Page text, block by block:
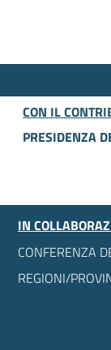
CON IL
PRESIDENZA
IN
CONFERENZA
REGIONI/